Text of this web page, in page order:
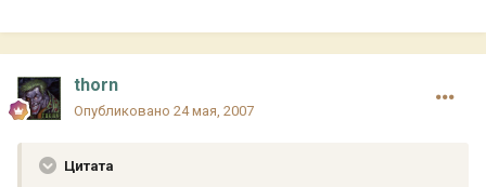
thorn
Опубликовано 24 мая, 2007
Цитата